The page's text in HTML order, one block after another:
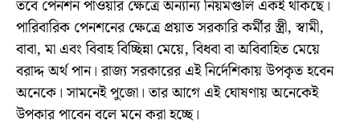
তবে পেনশন পাওয়ার ক্ষেত্রে অন্যান্য নিয়মগুলি একই থাকছে।
পারিবারিক পেনশনের ক্ষেত্রে প্রয়াত সরকারি কর্মীর স্ত্রী, স্বামী,
বাবা, মা এবং বিবাহ বিচ্ছিন্না মেয়ে, বিধবা বা অবিবাহিত মেয়ে
বরাদ্দ অর্থ পান। রাজ্য সরকারের এই নির্দেশিকায় উপকৃত হবেন
অনেকে। সামনেই পুজো। তার আগে এই ঘোষণায় অনেকেই
উপকার পাবেন বলে মনে করা হচ্ছে।